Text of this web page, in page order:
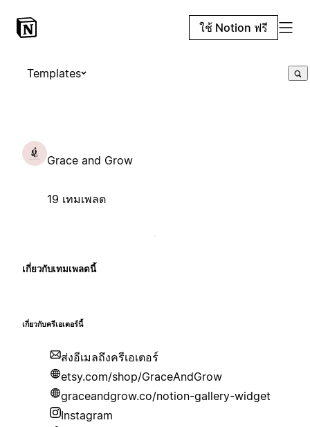
ใช้ Notion ฟรี
Templates
Grace and Grow
19 เทมเพลต
เกี่ยวกับเทมเพลตนี้
เกี่ยวกับครีเอเตอร์นี้
ส่งอีเมลถึงครีเอเตอร์
etsy.com/shop/GraceAndGrow
graceandgrow.co/notion-gallery-widget
Instagram